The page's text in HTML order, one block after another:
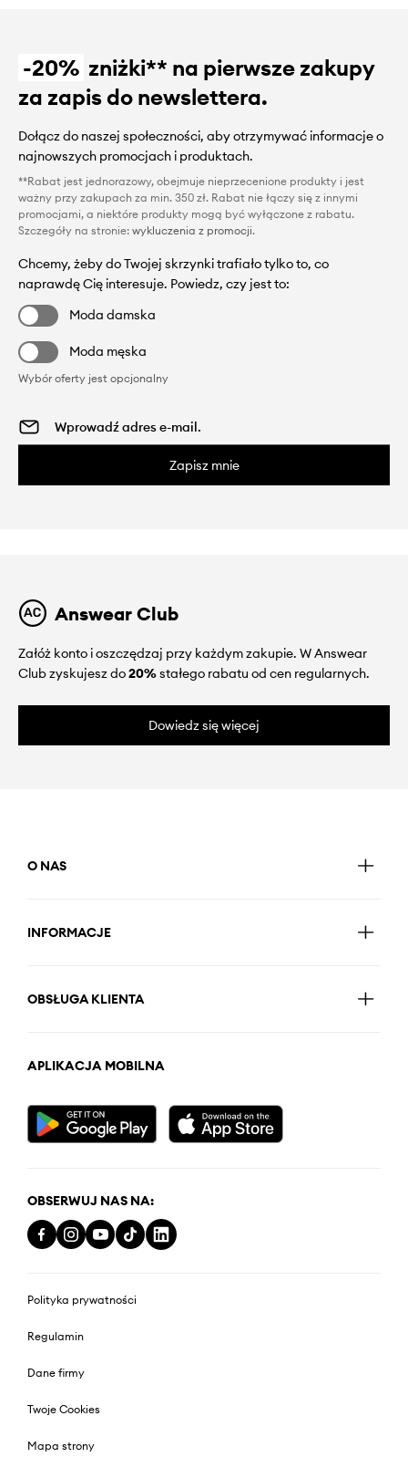
-20% zniżki** na pierwsze zakupy
za zapis do newslettera.
Dołącz do naszej społeczności, aby otrzymywać informacje o
najnowszych promocjach i produktach.
**Rabat jest jednorazowy, obejmuje nieprzecenione produkty i jest
ważny przy zakupach za min. 350 zł. Rabat nie łączy się z innymi
promocjami, a niektóre produkty mogą być wyłączone z rabatu.
Szczegóły na stronie: wykluczenia z promocji.
Chcemy, żeby do Twojej skrzynki trafiało tylko to, co
naprawdę Cię interesuje. Powiedz, czy jest to:
Moda damska
Moda męska
Wybór oferty jest opcjonalny
Zapisz mnie
Answear Club
Załóż konto i oszczędzaj przy każdym zakupie. W Answear
Club zyskujesz do20%stałego rabatu od cen regularnych.
Dowiedz się więcej
O NAS
INFORMACJE
OBSŁUGA KLIENTA
APLIKACJA MOBILNA
OBSERWUJ NAS NA:
Polityka prywatności
Regulamin
Dane firmy
Twoje Cookies
Mapa strony